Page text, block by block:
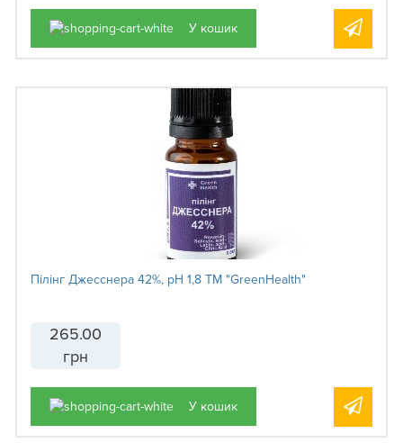
У кошик
Пілінг Джесснера 42%, рН 1,8 ТМ "GreenHealth"
265.00
грн
У кошик